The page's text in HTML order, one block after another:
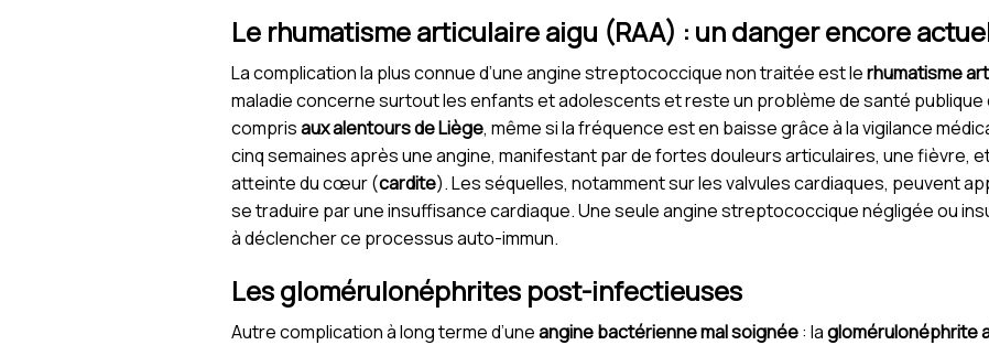
Le rhumatisme articulaire aigu (RAA) : un danger encore
La complication la plus connue d’une angine streptococcique non traitée est lerhumatisme
maladie concerne surtout les enfants et adolescents et reste un problème de santé
comprisaux alentours de Liège, même si la fréquence est en baisse grâce à la vigilance
cinq semaines après une angine, manifestant par de fortes douleurs articulaires, une fièvre,
atteinte du cœur (cardite). Les séquelles, notamment sur les valvules cardiaques, peuvent
se traduire par une insuffisance cardiaque. Une seule angine streptococcique négligée ou
à déclencher ce processus auto-immun.
Les glomérulonéphrites post-infectieuses
Autre complication à long terme d’uneangine bactérienne mal soignée: laglomérulonéphrite